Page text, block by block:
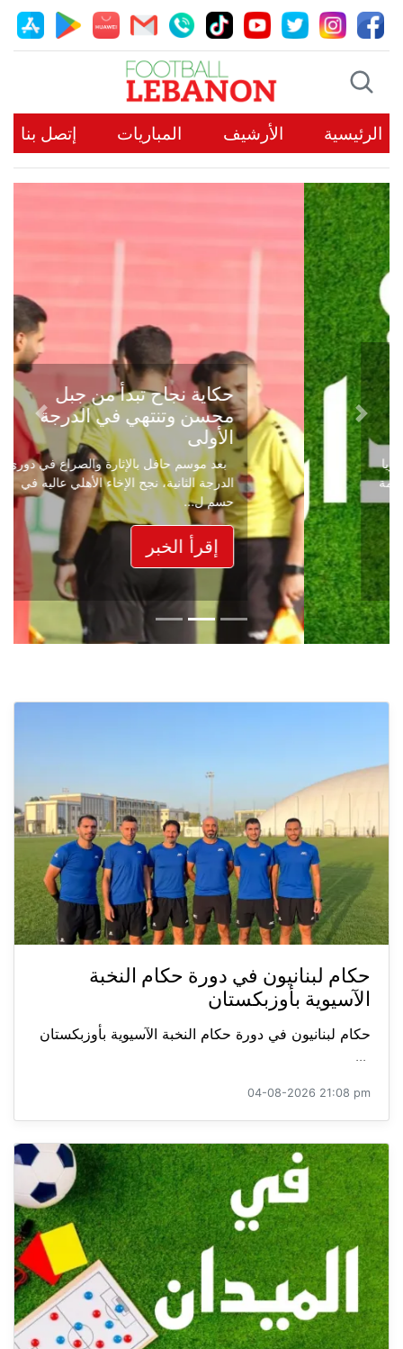
الرئيسية الأرشيف المباريات إتصل بنا
حكاية نجاح تبدأ من جبل
محسن وتنتهي في الدرجة
الأولى
بعد موسم حافل بالإثارة والصراع في دوري
الدرجة الثانية، نجح الإخاء الأهلي عاليه في
حسم ل...
إقرأ الخبر
Previous
Next
حكام لبنانيون في دورة حكام النخبة
الآسيوية بأوزبكستان
حكام لبنانيون في دورة حكام النخبة الآسيوية بأوزبكستان
...
04-08-2026 21:08 pm